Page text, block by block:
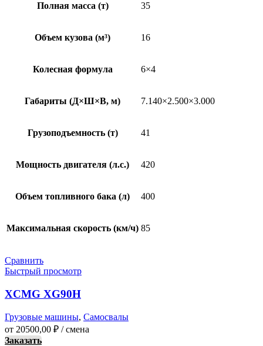
Полная масса (т) 35
Объем кузова (м³) 16
Колесная формула 6×4
Габариты (Д×Ш×В, м) 7.140×2.500×3.000
Грузоподъемность (т) 41
Мощность двигателя (л.с.) 420
Объем топливного бака (л) 400
Максимальная скорость (км/ч) 85
Сравнить
Быстрый просмотр
XCMG XG90H
Грузовые машины, Самосвалы
от 20500,00 ₽ / смена
Заказать